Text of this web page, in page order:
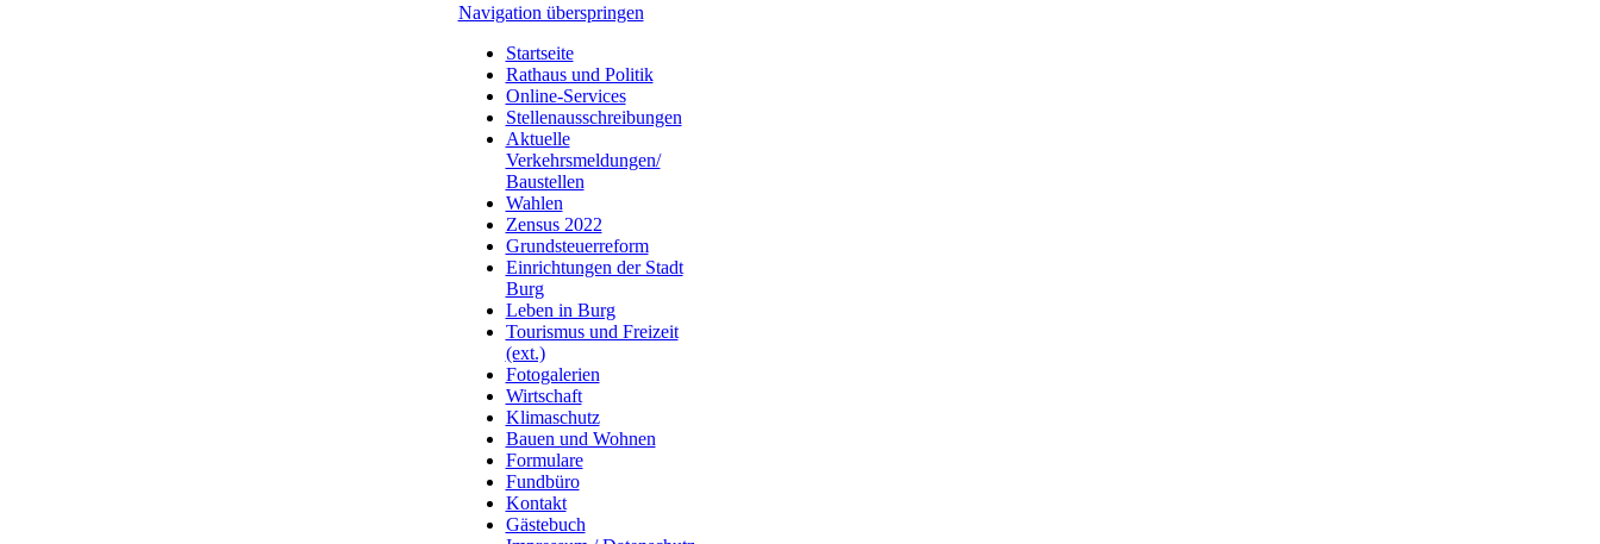
Navigation überspringen
Startseite
Rathaus und Politik
Online-Services
Stellenausschreibungen
Aktuelle
Verkehrsmeldungen/
Baustellen
Wahlen
Zensus 2022
Grundsteuerreform
Einrichtungen der Stadt
Burg
Leben in Burg
Tourismus und Freizeit
(ext.)
Fotogalerien
Wirtschaft
Klimaschutz
Bauen und Wohnen
Formulare
Fundbüro
Kontakt
Gästebuch